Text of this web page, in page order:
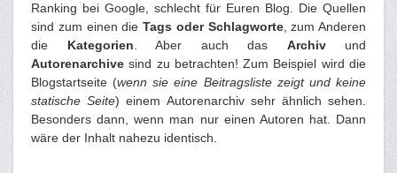
Ranking bei Google, schlecht für Euren Blog. Die Quellen
sind zum einen die Tags oder Schlagworte, zum Anderen
die Kategorien. Aber auch das Archivund
Autorenarchive sind zu betrachten! Zum Beispiel wird die
Blogstartseite (wenn sie eine Beitragsliste zeigt und keine
statische Seite) einem Autorenarchiv sehr ähnlich sehen.
Besonders dann, wenn man nur einen Autoren hat. Dann
wäre der Inhalt nahezu identisch.